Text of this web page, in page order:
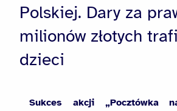
Polskiej. Dary za
milionów złotych
dzieci
Sukces akcji „Pocztówka